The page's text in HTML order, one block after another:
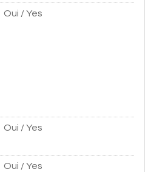
Oui / Yes
Oui / Yes
Oui / Yes